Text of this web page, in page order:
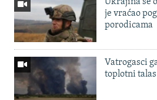
je vraćao
porodicama
Vatrogasci
toplotni